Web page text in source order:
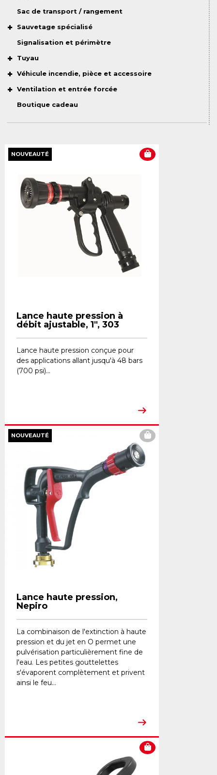
Sac de transport / rangement
Sauvetage spécialisé
Signalisation et périmètre
Tuyau
Véhicule incendie, pièce et accessoire
Ventilation et entrée forcée
Boutique cadeau
NOUVEAUTÉ
Lance haute pression à
débit ajustable, 1", 303
Lance haute pression conçue pour
des applications allant jusqu'à 48 bars
(700 psi)...
NOUVEAUTÉ
Lance haute pression,
Nepiro
La combinaison de l'extinction à haute
pression et du jet en O permet une
pulvérisation particulièrement fine de
l'eau. Les petites gouttelettes
s'évaporent complètement et privent
ainsi le feu...